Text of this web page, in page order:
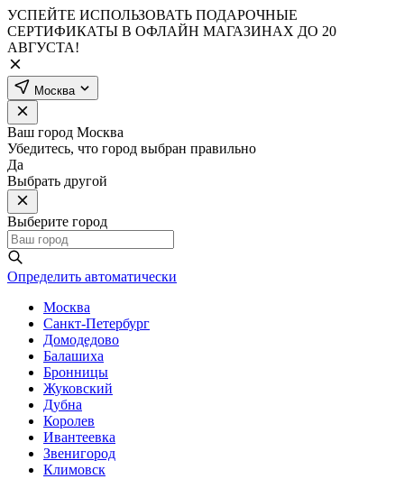
УСПЕЙТЕ ИСПОЛЬЗОВАТЬ ПОДАРОЧНЫЕ
СЕРТИФИКАТЫ В ОФЛАЙН МАГАЗИНАХ ДО 20
АВГУСТА!
Москва
Ваш город Москва
Убедитесь, что город выбран правильно
Да
Выбрать другой
Выберите город
Определить автоматически
Москва
Санкт-Петербург
Домодедово
Балашиха
Бронницы
Жуковский
Дубна
Королев
Ивантеевка
Звенигород
Климовск